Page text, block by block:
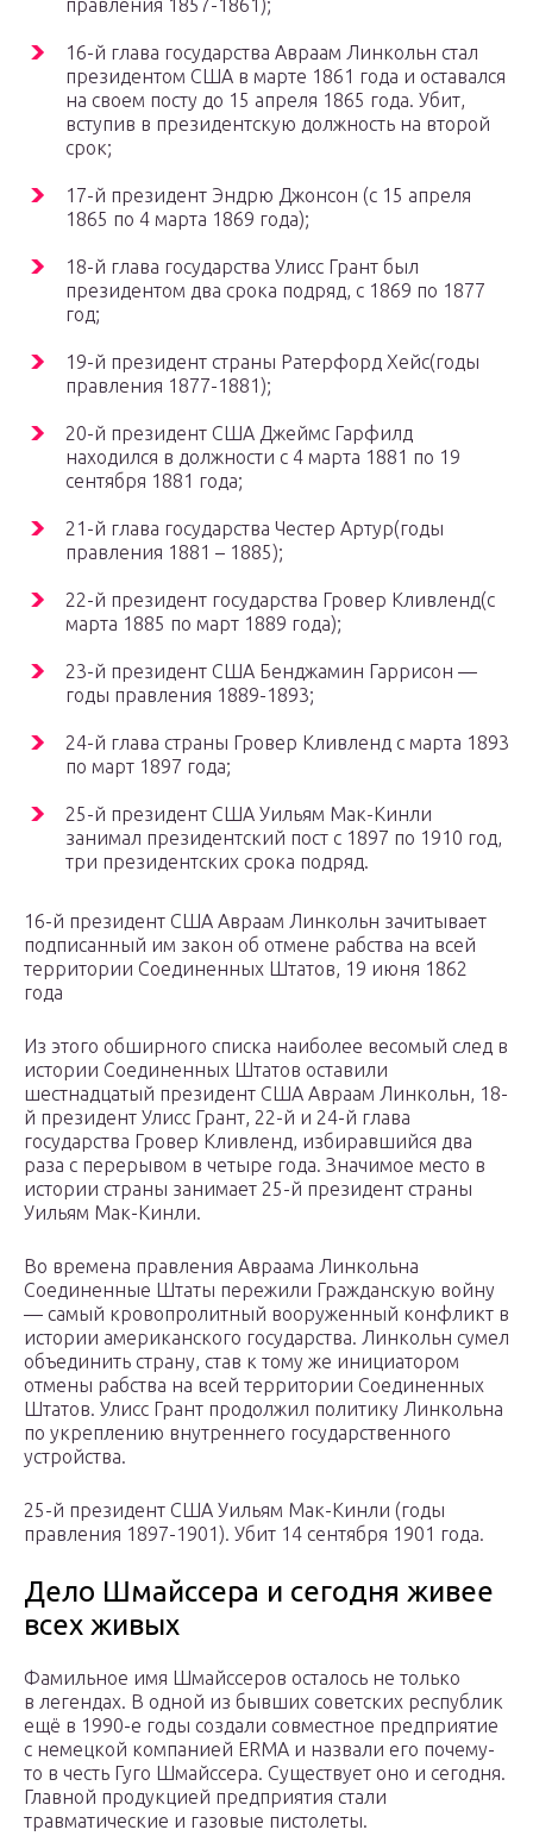
правления 1857-1861);
16-й глава государства Авраам Линкольн стал
президентом США в марте 1861 года и оставался
на своем посту до 15 апреля 1865 года. Убит,
вступив в президентскую должность на второй
срок;
17-й президент Эндрю Джонсон (с 15 апреля
1865 по 4 марта 1869 года);
18-й глава государства Улисс Грант был
президентом два срока подряд, с 1869 по 1877
год;
19-й президент страны Ратерфорд Хейс(годы
правления 1877-1881);
20-й президент США Джеймс Гарфилд
находился в должности с 4 марта 1881 по 19
сентября 1881 года;
21-й глава государства Честер Артур(годы
правления 1881 – 1885);
22-й президент государства Гровер Кливленд(с
марта 1885 по март 1889 года);
23-й президент США Бенджамин Гаррисон —
годы правления 1889-1893;
24-й глава страны Гровер Кливленд с марта 1893
по март 1897 года;
25-й президент США Уильям Мак-Кинли
занимал президентский пост с 1897 по 1910 год,
три президентских срока подряд.
16-й президент США Авраам Линкольн зачитывает
подписанный им закон об отмене рабства на всей
территории Соединенных Штатов, 19 июня 1862
года
Из этого обширного списка наиболее весомый след в
истории Соединенных Штатов оставили
шестнадцатый президент США Авраам Линкольн, 18-
й президент Улисс Грант, 22-й и 24-й глава
государства Гровер Кливленд, избиравшийся два
раза с перерывом в четыре года. Значимое место в
истории страны занимает 25-й президент страны
Уильям Мак-Кинли.
Во времена правления Авраама Линкольна
Соединенные Штаты пережили Гражданскую войну
— самый кровопролитный вооруженный конфликт в
истории американского государства. Линкольн сумел
объединить страну, став к тому же инициатором
отмены рабства на всей территории Соединенных
Штатов. Улисс Грант продолжил политику Линкольна
по укреплению внутреннего государственного
устройства.
25-й президент США Уильям Мак-Кинли (годы
правления 1897-1901). Убит 14 сентября 1901 года.
Дело Шмайссера и сегодня живее
всех живых
Фамильное имя Шмайссеров осталось не только
в легендах. В одной из бывших советских республик
ещё в 1990-е годы создали совместное предприятие
с немецкой компанией ERMA и назвали его почему-
то в честь Гуго Шмайссера. Существует оно и сегодня.
Главной продукцией предприятия стали
травматические и газовые пистолеты.